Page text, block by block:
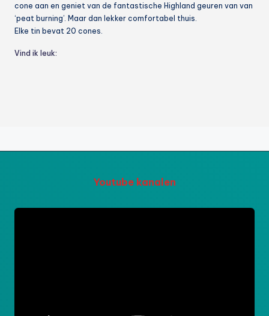
cone aan en geniet van de fantastische Highland geuren van van
‘peat burning’. Maar dan lekker comfortabel thuis.
Elke tin bevat 20 cones.
Vind ik leuk:
Youtube kanalen